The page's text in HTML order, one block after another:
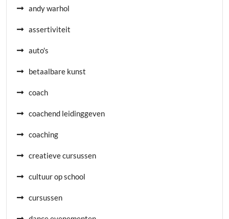
andy warhol
assertiviteit
auto's
betaalbare kunst
coach
coachend leidinggeven
coaching
creatieve cursussen
cultuur op school
cursussen